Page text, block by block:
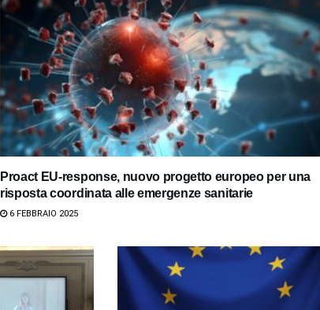
Proact EU-response, nuovo progetto europeo per una
risposta coordinata alle emergenze sanitarie
6 FEBBRAIO 2025